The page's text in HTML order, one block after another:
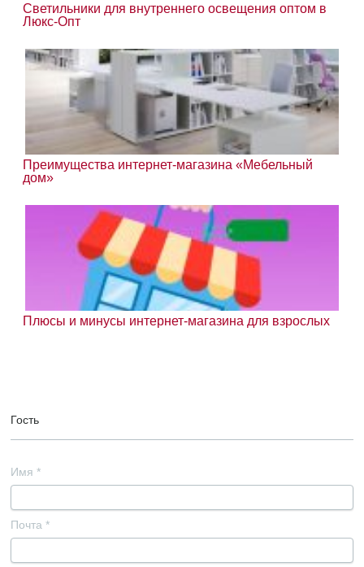
Светильники для внутреннего освещения оптом в
Люкс-Опт
Преимущества интернет-магазина «Мебельный
дом»
Плюсы и минусы интернет-магазина для взрослых
Гость
Имя *
Почта *